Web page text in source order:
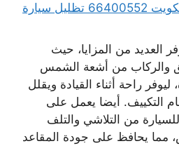
تظليل سيارات متنقل الكويت 66400552 تظليل سيارة
العديد من المزايا، حيث
والركاب من أشعة الشمس
ليوفر راحة أثناء القيادة ويقلل
التكييف. أيضا يعمل على
من التلاشي والتلف
مما يحافظ على جودة المقاعد